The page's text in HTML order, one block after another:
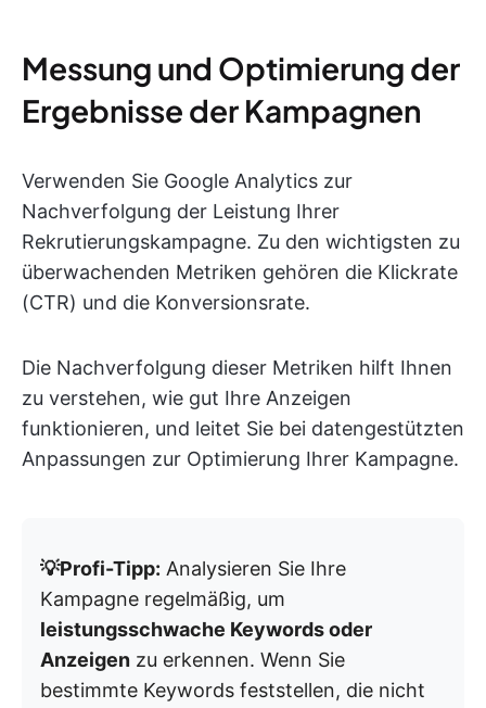
Messung und Optimierung der
Ergebnisse der Kampagnen
Verwenden Sie Google Analytics zur
Nachverfolgung der Leistung Ihrer
Rekrutierungskampagne. Zu den wichtigsten zu
überwachenden Metriken gehören die Klickrate
(CTR) und die Konversionsrate.
Die Nachverfolgung dieser Metriken hilft Ihnen
zu verstehen, wie gut Ihre Anzeigen
funktionieren, und leitet Sie bei datengestützten
Anpassungen zur Optimierung Ihrer Kampagne.
💡Profi-Tipp: Analysieren Sie Ihre
Kampagne regelmäßig, um
leistungsschwache Keywords oder
Anzeigen zu erkennen. Wenn Sie
bestimmte Keywords feststellen, die nicht